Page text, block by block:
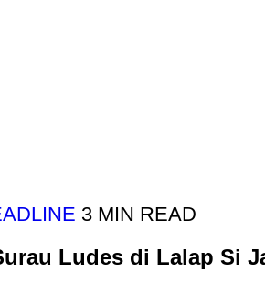
3 MIN READ
Ludes di Lalap Si